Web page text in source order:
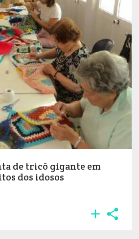
de tricô gigante em
dos idosos
 